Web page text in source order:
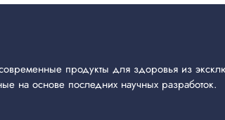
продукты для здоровья из
на основе последних научных разработок.